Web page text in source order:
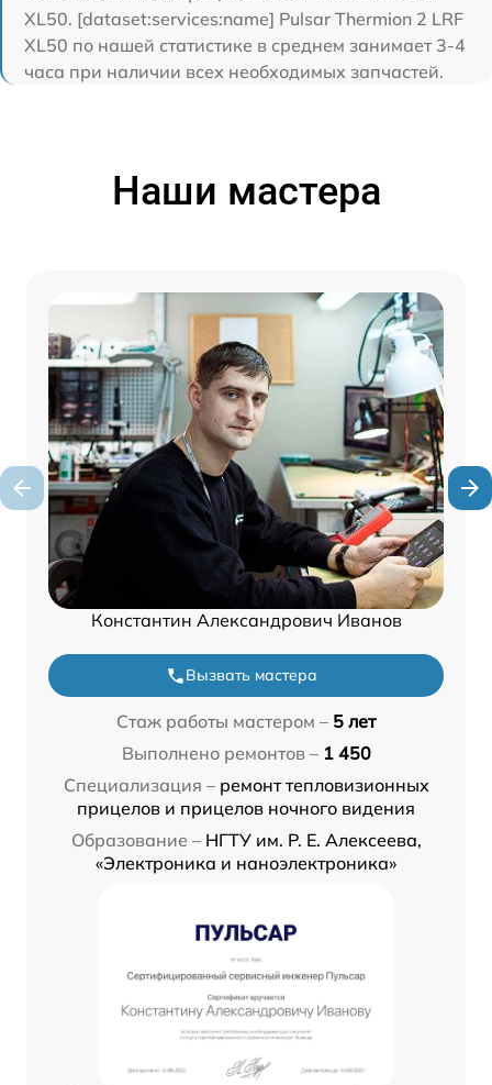
XL50. [dataset:services:name] Pulsar Thermion 2 LRF
XL50 по нашей статистике в среднем занимает 3-4
часа при наличии всех необходимых запчастей.
Наши мастера
Константин Александрович Иванов
Вызвать мастера
Стаж работы мастером – 5 лет
Выполнено ремонтов – 1 450
Специализация – ремонт тепловизионных
прицелов и прицелов ночного видения
Образование – НГТУ им. Р. Е. Алексеева,
«Электроника и наноэлектроника»